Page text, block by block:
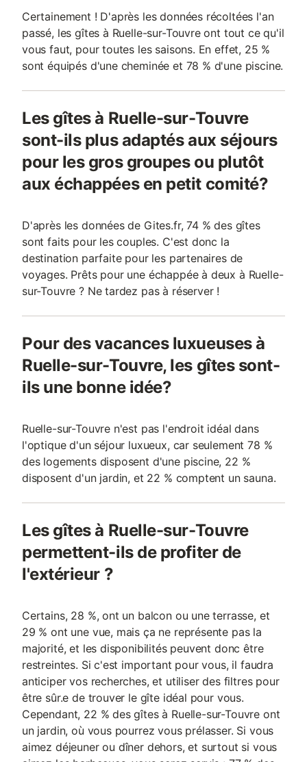
Certainement ! D'après les données récoltées l'an
passé, les gîtes à Ruelle-sur-Touvre ont tout ce qu'il
vous faut, pour toutes les saisons. En effet, 25 %
sont équipés d'une cheminée et 78 % d'une piscine.
Les gîtes à Ruelle-sur-Touvre
sont-ils plus adaptés aux séjours
pour les gros groupes ou plutôt
aux échappées en petit comité?
D'après les données de Gites.fr, 74 % des gîtes
sont faits pour les couples. C'est donc la
destination parfaite pour les partenaires de
voyages. Prêts pour une échappée à deux à Ruelle-
sur-Touvre ? Ne tardez pas à réserver !
Pour des vacances luxueuses à
Ruelle-sur-Touvre, les gîtes sont-
ils une bonne idée?
Ruelle-sur-Touvre n'est pas l'endroit idéal dans
l'optique d'un séjour luxueux, car seulement 78 %
des logements disposent d'une piscine, 22 %
disposent d'un jardin, et 22 % comptent un sauna.
Les gîtes à Ruelle-sur-Touvre
permettent-ils de profiter de
l'extérieur ?
Certains, 28 %, ont un balcon ou une terrasse, et
29 % ont une vue, mais ça ne représente pas la
majorité, et les disponibilités peuvent donc être
restreintes. Si c'est important pour vous, il faudra
anticiper vos recherches, et utiliser des filtres pour
être sûr.e de trouver le gîte idéal pour vous.
Cependant, 22 % des gîtes à Ruelle-sur-Touvre ont
un jardin, où vous pourrez vous prélasser. Si vous
aimez déjeuner ou dîner dehors, et surtout si vous